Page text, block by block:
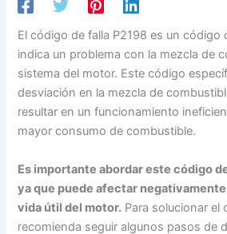
El código de falla P2198 es un código
indica un problema con la mezcla de
sistema del motor. Este código
desviación en la mezcla de
resultar en un funcionamiento
mayor consumo de combustible.
Es importante abordar este código
ya que puede afectar
vida útil del motor. Para solucionar el
recomienda seguir algunos pasos de